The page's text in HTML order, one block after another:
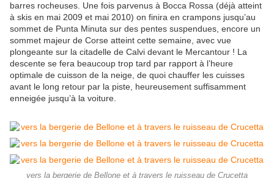
barres rocheuses. Une fois parvenus à Bocca Rossa (déjà atteint
à skis en mai 2009 et mai 2010) on finira en crampons jusqu’au
sommet de Punta Minuta sur des pentes suspendues, encore un
sommet majeur de Corse atteint cette semaine, avec vue
plongeante sur la citadelle de Calvi devant le Mercantour ! La
descente se fera beaucoup trop tard par rapport à l’heure
optimale de cuisson de la neige, de quoi chauffer les cuisses
avant le long retour par la piste, heureusement suffisamment
enneigée jusqu’à la voiture.
vers la bergerie de Bellone et à travers le ruisseau de Crucetta